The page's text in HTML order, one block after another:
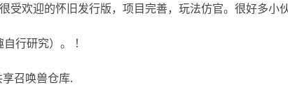
受欢迎的怀旧发行版，项目完善，玩法仿官。很好多小
行研究）。 ！
召唤兽仓库.